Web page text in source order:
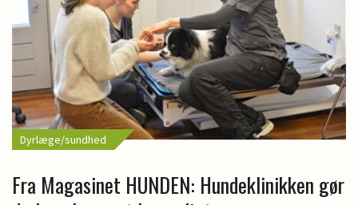
Dyrlæge/sundhed
Fra Magasinet HUNDEN: Hundeklinikken gør